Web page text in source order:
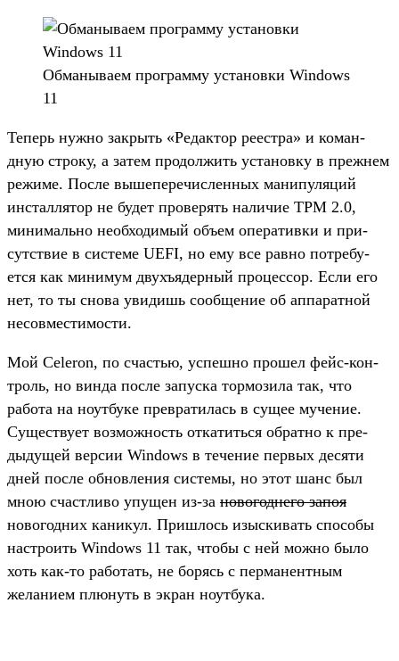
Об­маныва­ем прог­рамму уста­нов­ки Windows
11
Те­перь нуж­но зак­рыть «Редак­тор реес­тра» и коман­
дную стро­ку, а затем про­дол­жить уста­нов­ку в преж­нем
режиме. Пос­ле вышепе­речис­ленных манипу­ляций
инстал­лятор не будет про­верять наличие TPM 2.0,
минималь­но необ­ходимый объ­ем опе­ратив­ки и при­
сутс­твие в сис­теме UEFI, но ему все рав­но пот­ребу­
ется как минимум двухъ­ядер­ный про­цес­сор. Если его
нет, то ты сно­ва уви­дишь сооб­щение об аппа­рат­ной
несов­мести­мос­ти.
Мой Celeron, по счастью, успешно про­шел фейс‑кон­
троль, но вин­да пос­ле запус­ка тор­мозила так, что
работа на ноут­буке прев­ратилась в сущее мучение.
Сущес­тву­ет воз­можность отка­тить­ся обратно к пре­
дыду­щей вер­сии Windows в течение пер­вых десяти
дней пос­ле обновле­ния сис­темы, но этот шанс был
мною счас­тли­во упу­щен из‑за но­вогод­него запоя
новогод­них каникул. Приш­лось изыс­кивать спо­собы
нас­тро­ить Windows 11 так, что­бы с ней мож­но было
хоть как‑то работать, не борясь с пер­манен­тным
желани­ем плю­нуть в экран ноут­бука.